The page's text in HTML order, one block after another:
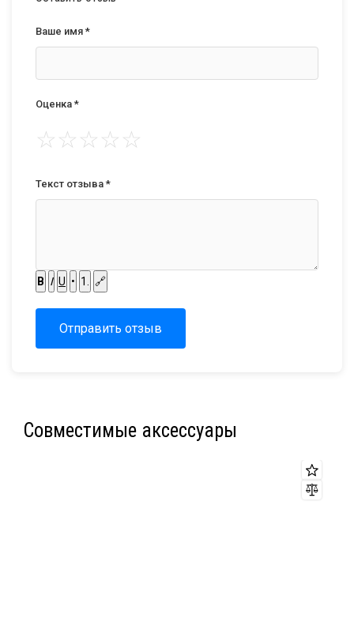
Ваше имя *
Оценка *
☆☆☆☆☆
Текст отзыва *
B I U • 1. 🔗
Отправить отзыв
Совместимые аксессуары